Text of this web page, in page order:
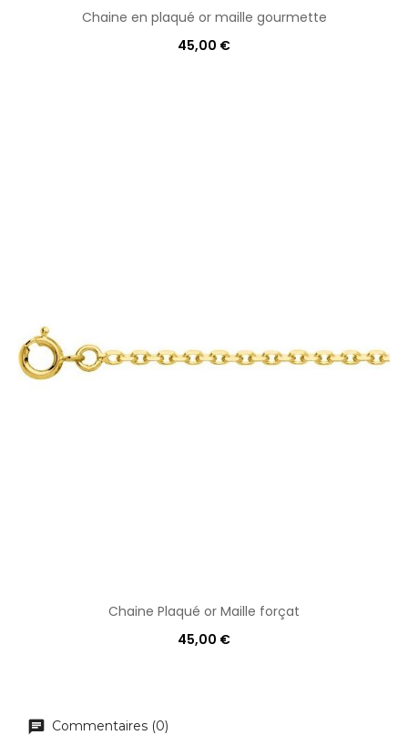
Chaine en plaqué or maille gourmette
45,00 €
Chaine Plaqué or Maille forçat
45,00 €
Commentaires (0)